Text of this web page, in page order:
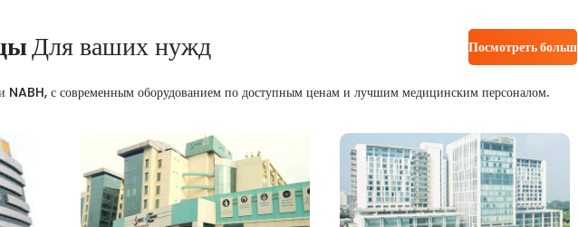
Для ваших нужд Посмотреть больше
NABH, с современным оборудованием по доступным ценам и лучшим медицинским персоналом.